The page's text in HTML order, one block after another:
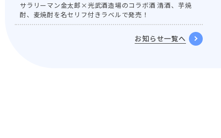
サラリーマン金太郎×光武酒造場のコラボ酒 清酒、芋焼
酎、麦焼酎を名セリフ付きラベルで発売！
お知らせ一覧へ